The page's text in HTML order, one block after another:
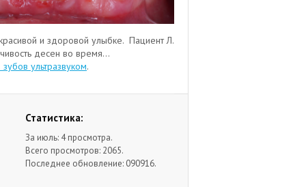
и здоровой улыбке. Пациент Л.
десен во время...
зубов ультразвуком.
Статистика:
За июль: 4 просмотра.
Всего просмотров: 2065.
Последнее обновление: 090916.